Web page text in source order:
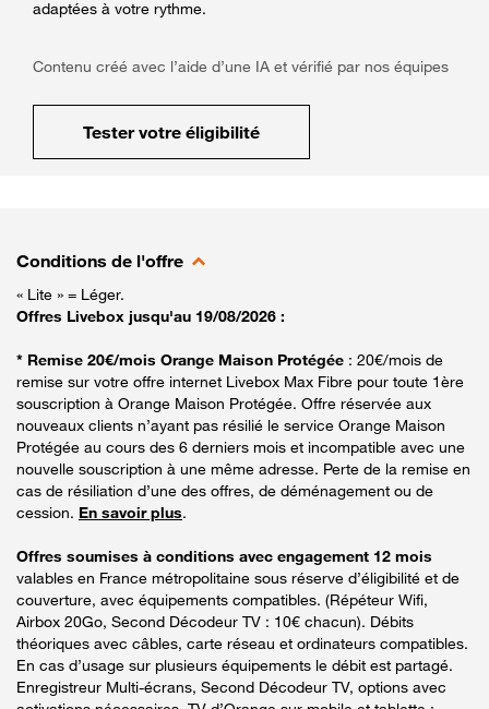
adaptées à votre rythme.
Contenu créé avec l’aide d’une IA et vérifié par nos équipes
Tester votre éligibilité
Conditions de l'offre
« Lite » = Léger.
Offres Livebox jusqu'au 19/08/2026 :
* Remise 20€/mois Orange Maison Protégée : 20€/mois de
remise sur votre offre internet Livebox Max Fibre pour toute 1ère
souscription à Orange Maison Protégée. Offre réservée aux
nouveaux clients n’ayant pas résilié le service Orange Maison
Protégée au cours des 6 derniers mois et incompatible avec une
nouvelle souscription à une même adresse. Perte de la remise en
cas de résiliation d’une des offres, de déménagement ou de
cession. En savoir plus.
Offres soumises à conditions avec engagement 12 mois
valables en France métropolitaine sous réserve d’éligibilité et de
couverture, avec équipements compatibles. (Répéteur Wifi,
Airbox 20Go, Second Décodeur TV : 10€ chacun). Débits
théoriques avec câbles, carte réseau et ordinateurs compatibles.
En cas d’usage sur plusieurs équipements le débit est partagé.
Enregistreur Multi-écrans, Second Décodeur TV, options avec